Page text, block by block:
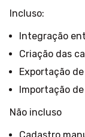
Incluso:
Integração
Criação das
Exportação
Importação
Não incluso